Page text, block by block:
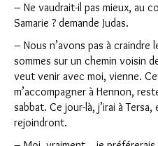
– Ne vaudrait-il pas mieux, au
Samarie ? demande Judas.
– Nous n’avons pas à craindre
sommes sur un chemin voisin
veut venir avec moi, vienne.
m’accompagner à Hennon,
sabbat. Ce jour-là, j’irai à
rejoindront.